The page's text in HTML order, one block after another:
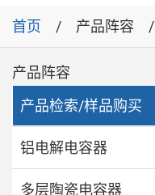
首页 产品阵容
产品阵容
产品检索/样品购买
铝电解电容器
多层陶瓷电容器